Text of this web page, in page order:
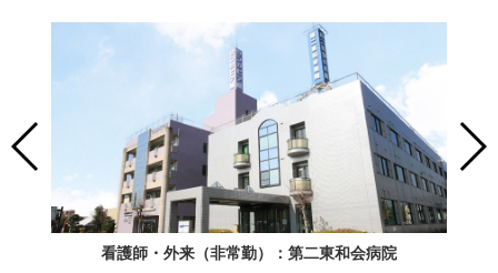
看護師・外来（非常勤）：第二東和会病院